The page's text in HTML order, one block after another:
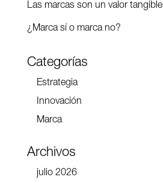
Las marcas son un valor tangible
¿Marca sí o marca no?
Categorías
Estrategia
Innovación
Marca
Archivos
julio 2026